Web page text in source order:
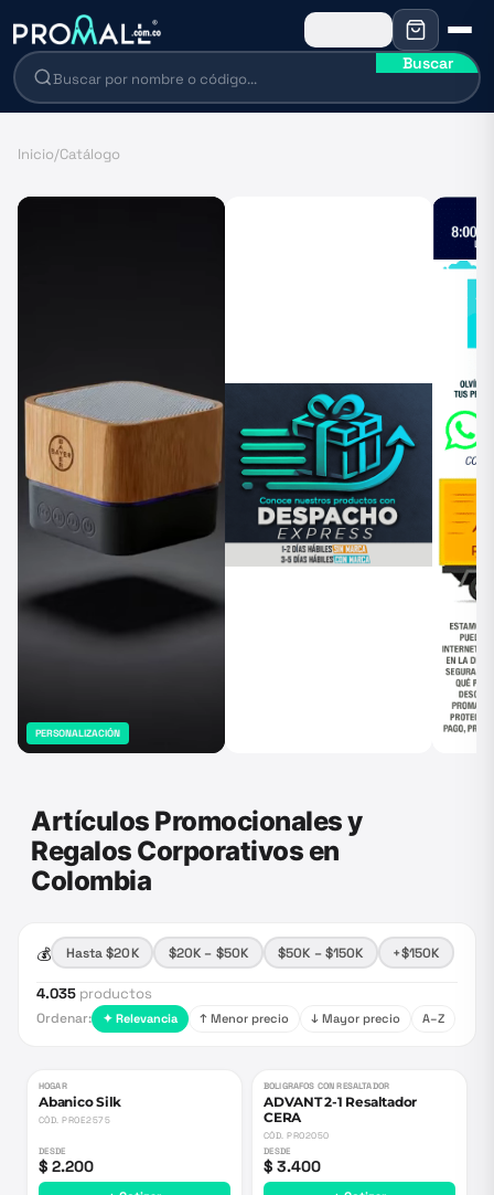
Buscar
Inicio/Catálogo
PERSONALIZACIÓN
Artículos Promocionales y
Regalos Corporativos en
Colombia
💰 Hasta $20K $20K – $50K $50K – $150K +$150K
4.035 productos
Ordenar: ✦ Relevancia ↑ Menor precio ↓ Mayor precio A–Z
HOGAR
Abanico Silk
CÓD.PROE2575
DESDE
$ 2.200
BOLIGRAFOS CON RESALTADOR
ADVANT 2-1 Resaltador
CERA
CÓD.PRO2050
DESDE
$ 3.400